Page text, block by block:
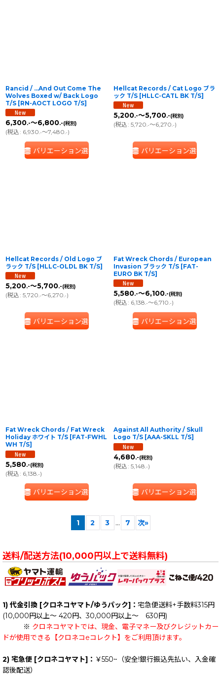
Rancid / ...And Out Come The
Wolves Boxed w/ Back Logo
T/S [RN-AOCT LOGO T/S]
6,300.-～6,800.-(税別)
(税込: 6,930.-～7,480.-)
バリエーション選択
Hellcat Records / Cat Logo ブラ
ック T/S [HLLC-CATL BK T/S]
5,200.-～5,700.-(税別)
(税込: 5,720.-～6,270.-)
バリエーション選択
Hellcat Records / Old Logo ブ
ラック T/S [HLLC-OLDL BK T/S]
5,200.-～5,700.-(税別)
(税込: 5,720.-～6,270.-)
バリエーション選択
Fat Wreck Chords / European
Invasion ブラック T/S [FAT-
EURO BK T/S]
5,580.-～6,100.-(税別)
(税込: 6,138.-～6,710.-)
バリエーション選択
Fat Wreck Chords / Fat Wreck
Holiday ホワイト T/S [FAT-FWHL
WH T/S]
5,580.-(税別)
(税込: 6,138.-)
バリエーション選択
Against All Authority / Skull
Logo T/S [AAA-SKLL T/S]
4,680.-(税別)
(税込: 5,148.-)
バリエーション選択
1 2 3 ... 7 次»
送料/配送方法(10,000円以上で送料無料)
1) 代金引換 [クロネコヤマト/ゆうパック]： 宅急便送料+手数料315円
(10,000円以上～ 420円、30,000円以上～ 630円)
※ クロネコヤマトでは、現金、電子マネー及びクレジットカー
ドが使用できる【クロネコeコレクト】をご利用頂けます。
2) 宅急便 [クロネコヤマト]： ￥550~（安全!銀行振込先払い、入金確
認後配送）